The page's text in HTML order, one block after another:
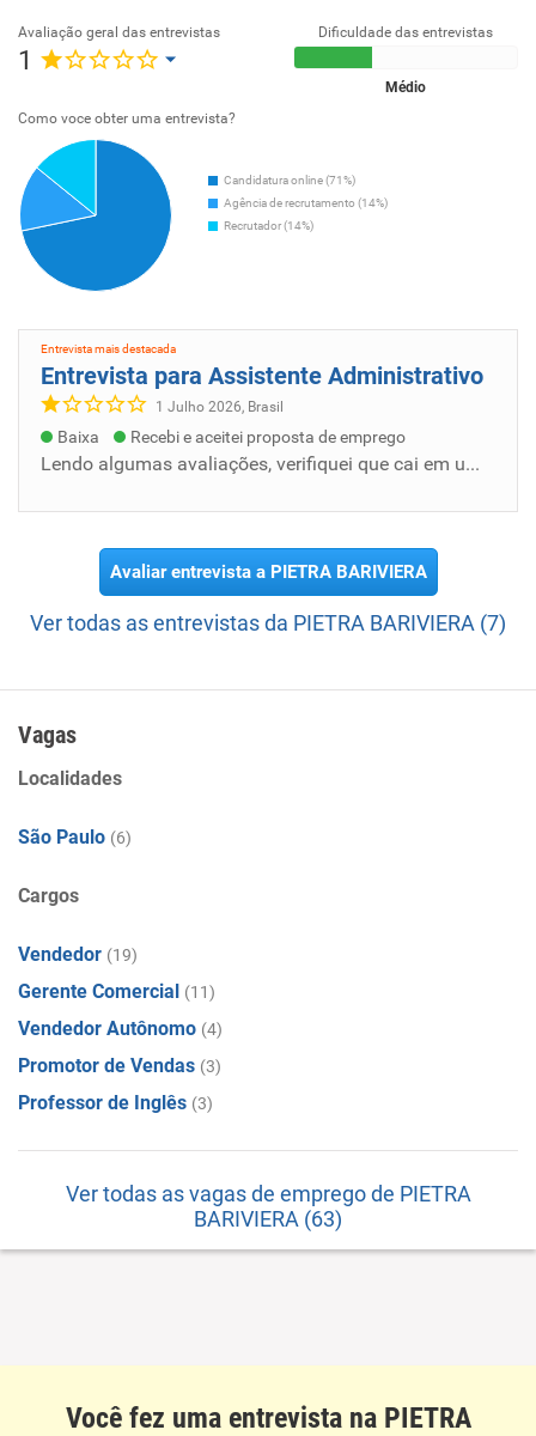
Avaliação geral das entrevistas
1
Dificuldade das entrevistas
Médio
Como voce obter uma entrevista?
Candidatura online (71%)
Agência de recrutamento (14%)
Recrutador (14%)
Entrevista mais destacada
Entrevista para Assistente Administrativo
1 Julho 2026, Brasil
Baixa Recebi e aceitei proposta de emprego
Lendo algumas avaliações, verifiquei que cai em um golpe. Eles pedem pra enviar o curriculum por e-mail. Dias depois tipo uns 3 a 4 dias, re...
Avaliar entrevista a PIETRA BARIVIERA
Ver todas as entrevistas da PIETRA BARIVIERA (7)
Vagas
Localidades
São Paulo (6)
Cargos
Vendedor (19)
Gerente Comercial (11)
Vendedor Autônomo (4)
Promotor de Vendas (3)
Professor de Inglês (3)
Ver todas as vagas de emprego de PIETRA
BARIVIERA (63)
Você fez uma entrevista na PIETRA